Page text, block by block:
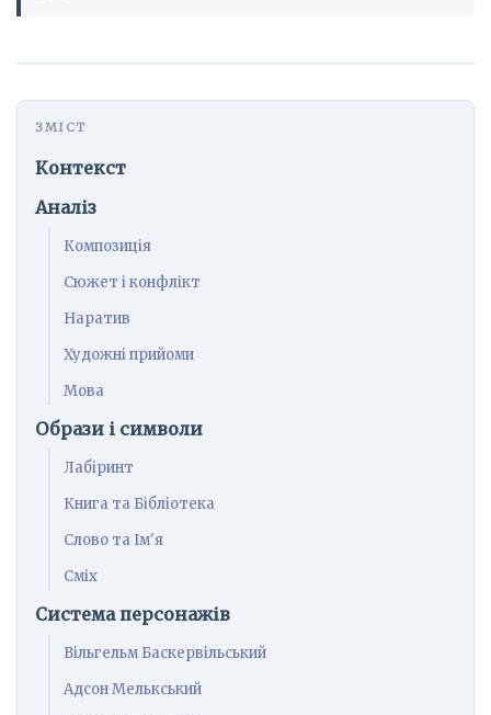
Контекст
Аналіз
Композиція
Сюжет і конфлікт
Наратив
Художні прийоми
Мова
Образи і символи
Лабіринт
Книга та Бібліотека
Слово та Ім'я
Сміх
Система персонажів
Вільгельм Баскервільський
Адсон Мелькський